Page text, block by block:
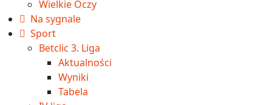
Wielkie Oczy
Na sygnale
Sport
Betclic 3. Liga
Aktualności
Wyniki
Tabela